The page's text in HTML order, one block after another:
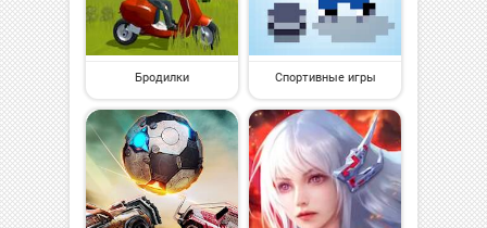
Бродилки Спортивные игры